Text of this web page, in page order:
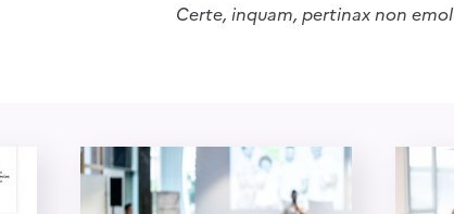
Certe, inquam, pertinax non